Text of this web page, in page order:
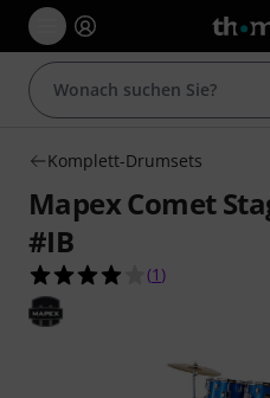
Komplett-Drumsets
Mapex Comet
#IB
4.0 von 5
(1 )